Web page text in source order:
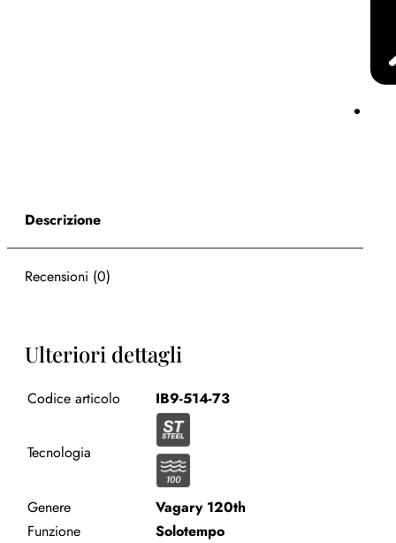
Descrizione
Recensioni (0)
Ulteriori dettagli
Codice articolo IB9-514-73
Tecnologia
Genere
Vagary 120th
Funzione
Solotempo